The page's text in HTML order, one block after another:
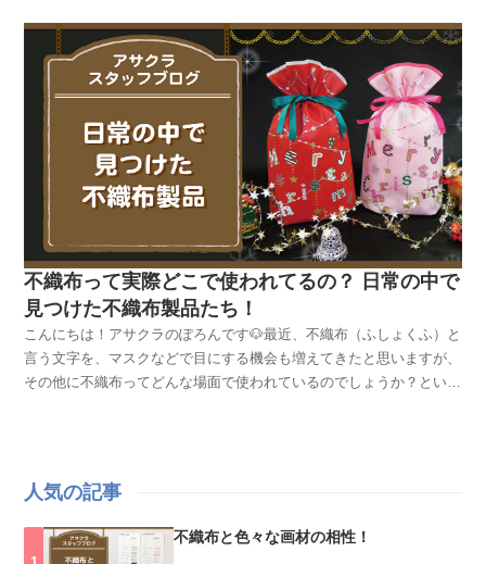
不織布って実際どこで使われてるの？ 日常の中で
見つけた不織布製品たち！
こんにちは！アサクラのぽろんです🐶最近、不織布（ふしょくふ）と
言う文字を、マスクなどで目にする機会も増えてきたと思いますが、
その他に不織布ってどんな場面で使われているのでしょうか？という
トbag。不織布は通気性もよく、汚れやほこりをガードするのに最適
です。レストランで配られた子供用不織布製前掛け。犬のキャラクタ
ーが印刷されていてかわいいですね！食べこぼし用に下の方にポケッ
トが付いていました！これからの季節にピッタリ！ラッピング用の巾
人気の記事
不織布と色々な画材の相性！